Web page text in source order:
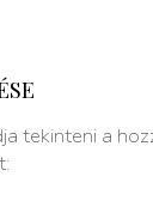
tekinteni a